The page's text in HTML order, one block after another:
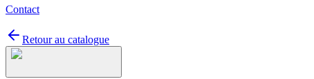
Contact
Retour au catalogue